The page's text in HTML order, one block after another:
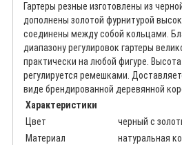
Гартеры резные изготовлены из
дополнены золотой фурнитурой
соединены между собой кольцами.
диапазону регулировок гартеры
практически на любой фигуре.
регулируется ремешками.
виде брендированной деревянной
Характеристики
Цвет
черный с
Материал
натуральная